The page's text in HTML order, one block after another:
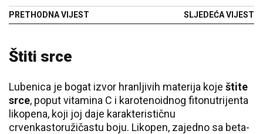
PRETHODNA VIJEST SLJEDEĆA VIJEST
Štiti srce
Lubenica je bogat izvor hranljivih materija koje štite
srce, poput vitamina C i karotenoidnog fitonutrijenta
likopena, koji joj daje karakterističnu
crvenkastoružičastu boju. Likopen, zajedno sa beta-